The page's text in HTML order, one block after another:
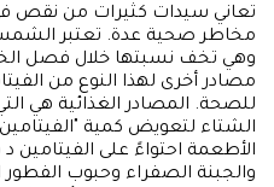
تعاني سيدات كثيرات من نقص
مخاطر صحية عدة. تعتبر
وهي تخف نسبتها خلال فصل
مصادر أخرى لهذا النوع من
للصحة. المصادر الغذائية هي
الشتاء لتعويض كمية "الفيتامين
الأطعمة احتواءً على
والجبنة الصفراء وحبوب الفطور